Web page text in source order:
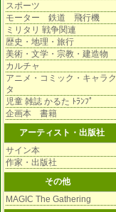
スポーツ
モーター 鉄道 飛行機
ミリタリ 戦争関連
歴史・地理・旅行
美術・文学・宗教・建造物
カルチャ
アニメ・コミック・キャラク
タ
児童 雑誌 かるた ﾄﾗﾝﾌﾟ
企画本 書籍
アーティスト・出版社
サイン本
作家・出版社
その他
MAGIC The Gathering